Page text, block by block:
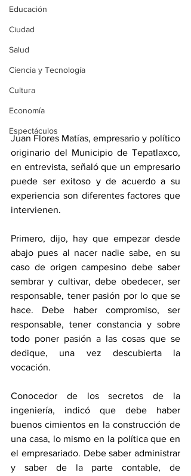
Educación
Ciudad
Salud
Ciencia y Tecnología
Cultura
Economía
Espectáculos
Juan Flores Matías, empresario y político
originario del Municipio de Tepatlaxco,
en entrevista, señaló que un empresario
puede ser exitoso y de acuerdo a su
experiencia son diferentes factores que
intervienen.
Primero, dijo, hay que empezar desde
abajo pues al nacer nadie sabe, en su
caso de origen campesino debe saber
sembrar y cultivar, debe obedecer, ser
responsable, tener pasión por lo que se
hace. Debe haber compromiso, ser
responsable, tener constancia y sobre
todo poner pasión a las cosas que se
dedique, una vez descubierta la
vocación.
Conocedor de los secretos de la
ingeniería, indicó que debe haber
buenos cimientos en la construcción de
una casa, lo mismo en la política que en
el empresariado. Debe saber administrar
y saber de la parte contable, de